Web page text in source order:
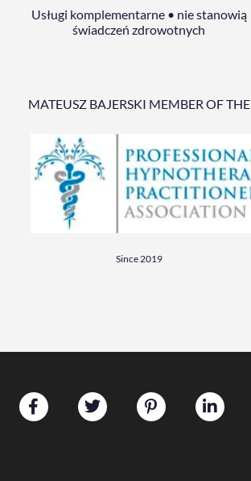
Usługi komplementarne • nie stanowią
świadczeń zdrowotnych
MATEUSZ BAJERSKI MEMBER OF THE
Since 2019